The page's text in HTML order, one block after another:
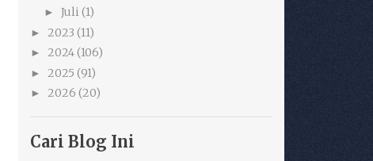
► Juli (1)
► 2023 (11)
► 2024(106)
► 2025 (91)
► 2026 (20)
Cari Blog Ini